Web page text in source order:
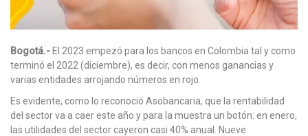
Bogotá.- El 2023 empezó para los bancos en Colombia tal y como
terminó el 2022 (diciembre), es decir, con menos ganancias y
varias entidades arrojando números en rojo.
Es evidente, como lo reconoció Asobancaria, que la rentabilidad
del sector va a caer este año y para la muestra un botón: en enero,
las utilidades del sector cayeron casi 40% anual. Nueve